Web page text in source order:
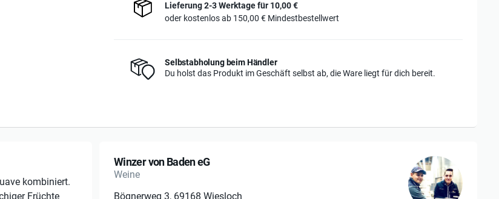
Lieferung 2-3 Werktage für 10,00 €
oder kostenlos ab 150,00 € Mindestbestellwert
Selbstabholung beim Händler
Du holst das Produkt im Geschäft selbst ab, die Ware liegt für dich bereit.
kombiniert.
Früchte
Winzer von Baden eG
Weine
Bögnerweg 3, 69168 Wiesloch